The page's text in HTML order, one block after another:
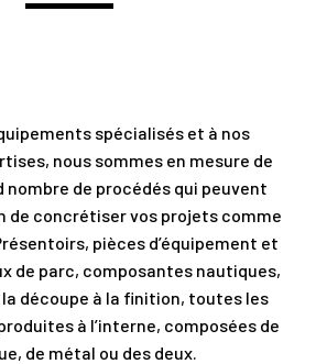
spécialisés et à nos
nous sommes en mesure de
nombre de procédés qui peuvent
de concrétiser vos projets comme
pièces d’équipement et
de parc, composantes nautiques,
découpe à la finition, toutes les
à l’interne, composées de
de métal ou des deux.